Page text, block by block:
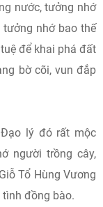
nước, tưởng nhớ
tưởng nhớ bao thế
để khai phá đất
bờ cõi, vun đắp
lý đó rất mộc
người trồng cây,
Tổ Hùng Vương
đồng bào.